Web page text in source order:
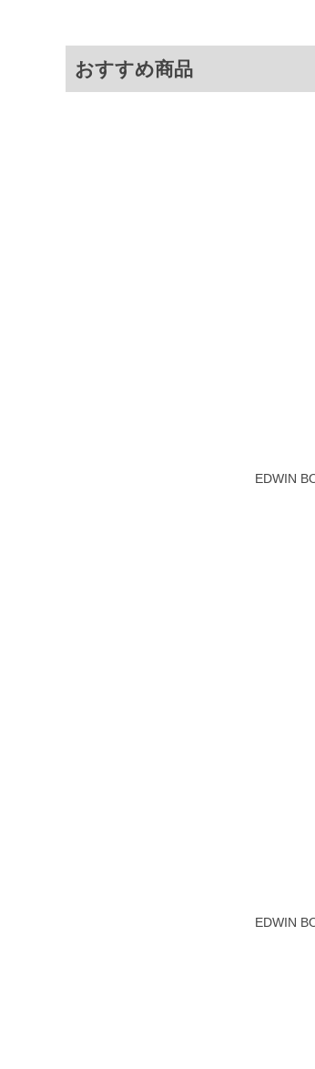
6L
※商品によって若干
ータ画面）によっ
※上記サイズが実際
扱い前に商品付属
※当店での掲載商品
のお取り寄せ等に
ことがない様最大
※【ボトムの裾上げ
裾上げ料金は500円
備考欄に股下●cm
が対象。1本5,999
出荷まで約1週間～
尚、裾上げした商
いる、極端なデザ
返品交換希望の方
おすすめ商品
EDWIN
EDWIN